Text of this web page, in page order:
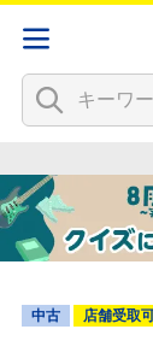
中古 店舗受取